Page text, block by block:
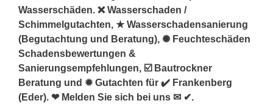
Wasserschäden. ❌ Wasserschaden /
Schimmelgutachten, ★ Wasserschadensanierung
(Begutachtung und Beratung), ✺ Feuchteschäden
Schadensbewertungen &
Sanierungsempfehlungen, ☑️ Bautrockner
Beratung und ✹ Gutachten für ✔️ Frankenberg
(Eder). ❤ Melden Sie sich bei uns ✉ ✔.